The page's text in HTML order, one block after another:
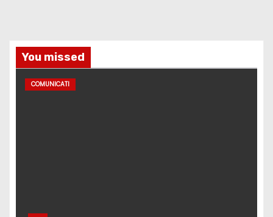
You missed
COMUNICATI